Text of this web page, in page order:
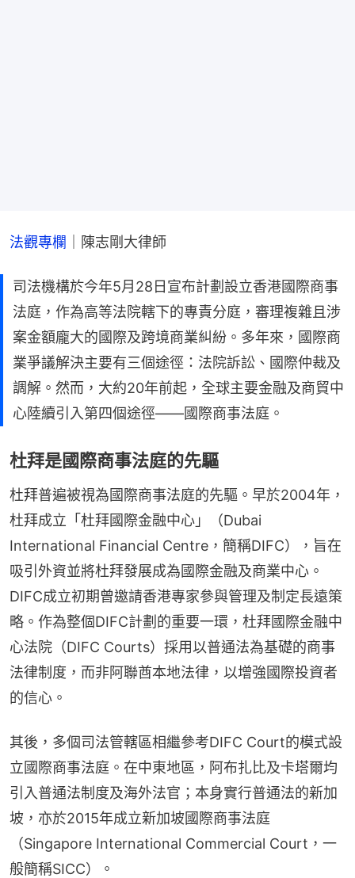
法觀專欄 ｜陳志剛大律師
司法機構於今年5月28日宣布計劃設立香港國際商事
法庭，作為高等法院轄下的專責分庭，審理複雜且涉
案金額龐大的國際及跨境商業糾紛。多年來，國際商
業爭議解決主要有三個途徑：法院訴訟、國際仲裁及
調解。然而，大約20年前起，全球主要金融及商貿中
心陸續引入第四個途徑——國際商事法庭。
杜拜是國際商事法庭的先驅
杜拜普遍被視為國際商事法庭的先驅。早於2004年，
杜拜成立「杜拜國際金融中心」（Dubai
International Financial Centre，簡稱DIFC），旨在
吸引外資並將杜拜發展成為國際金融及商業中心。
DIFC成立初期曾邀請香港專家參與管理及制定長遠策
略。作為整個DIFC計劃的重要一環，杜拜國際金融中
心法院（DIFC Courts）採用以普通法為基礎的商事
法律制度，而非阿聯酋本地法律，以增強國際投資者
的信心。
其後，多個司法管轄區相繼參考DIFC Court的模式設
立國際商事法庭。在中東地區，阿布扎比及卡塔爾均
引入普通法制度及海外法官；本身實行普通法的新加
坡，亦於2015年成立新加坡國際商事法庭
（Singapore International Commercial Court，一
般簡稱SICC）。